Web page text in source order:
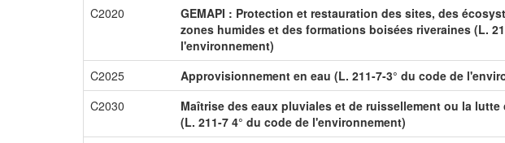
C2020
GEMAPI : Protection et restauration des sites, des
zones humides et des formations boisées riveraines (L.
l'environnement)
C2025 Approvisionnement en eau (L. 211-7-3° du code de
C2030
Maîtrise des eaux pluviales et de ruissellement ou la
(L. 211-7 4° du code de l'environnement)